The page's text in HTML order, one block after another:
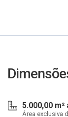
5.000,00
Área exclusiva